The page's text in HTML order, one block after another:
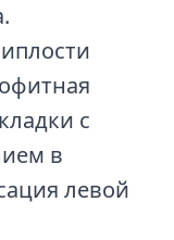
с
в
левой